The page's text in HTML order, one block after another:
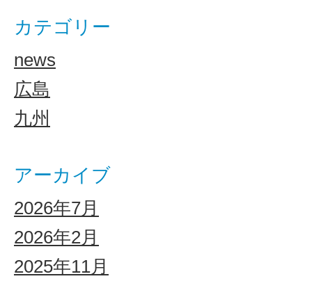
カテゴリー
news
広島
九州
アーカイブ
2026年7月
2026年2月
2025年11月